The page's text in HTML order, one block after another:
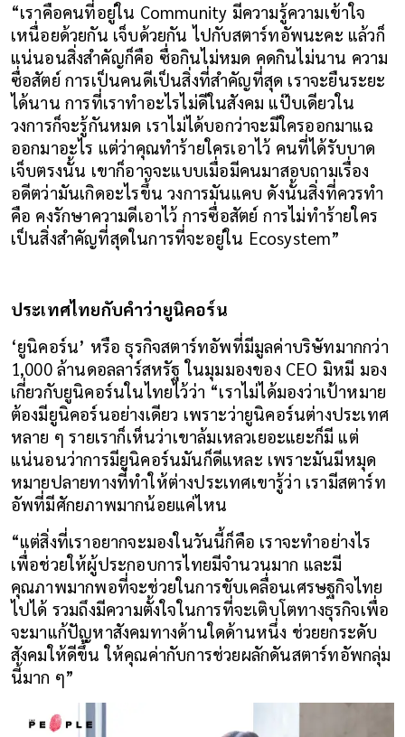
“เราคือคนที่อยู่ใน Community มีความรู้ความเข้าใจ
เหนื่อยด้วยกัน เจ็บด้วยกัน ไปกับสตาร์ทอัพนะคะ แล้วก็
แน่นอนสิ่งสำคัญก็คือ ซื่อกินไม่หมด คดกินไม่นาน ความ
ซื่อสัตย์ การเป็นคนดีเป็นสิ่งที่สำคัญที่สุด เราจะยืนระยะ
ได้นาน การที่เราทำอะไรไม่ดีในสังคม แป๊บเดียวใน
วงการก็จะรู้กันหมด เราไม่ได้บอกว่าจะมีใครออกมาแฉ
ออกมาอะไร แต่ว่าคุณทำร้ายใครเอาไว้ คนที่ได้รับบาด
เจ็บตรงนั้น เขาก็อาจจะแบบเมื่อมีคนมาสอบถามเรื่อง
อดีตว่ามันเกิดอะไรขึ้น วงการมันแคบ ดังนั้นสิ่งที่ควรทำ
คือ คงรักษาความดีเอาไว้ การซื่อสัตย์ การไม่ทำร้ายใคร
เป็นสิ่งสำคัญที่สุดในการที่จะอยู่ใน Ecosystem”
ประเทศไทยกับคำว่ายูนิคอร์น
‘ยูนิคอร์น’ หรือ ธุรกิจสตาร์ทอัพที่มีมูลค่าบริษัทมากกว่า
1,000 ล้านดอลลาร์สหรัฐ ในมุมมองของ CEO มิหมี มอง
เกี่ยวกับยูนิคอร์นในไทยไว้ว่า “เราไม่ได้มองว่าเป้าหมาย
ต้องมียูนิคอร์นอย่างเดียว เพราะว่ายูนิคอร์นต่างประเทศ
หลาย ๆ รายเราก็เห็นว่าเขาล้มเหลวเยอะแยะก็มี แต่
แน่นอนว่าการมียูนิคอร์นมันก็ดีแหละ เพราะมันมีหมุด
หมายปลายทางที่ทำให้ต่างประเทศเขารู้ว่า เรามีสตาร์ท
อัพที่มีศักยภาพมากน้อยแค่ไหน
“แต่สิ่งที่เราอยากจะมองในวันนี้ก็คือ เราจะทำอย่างไร
เพื่อช่วยให้ผู้ประกอบการไทยมีจำนวนมาก และมี
คุณภาพมากพอที่จะช่วยในการขับเคลื่อนเศรษฐกิจไทย
ไปได้ รวมถึงมีความตั้งใจในการที่จะเติบโตทางธุรกิจเพื่อ
จะมาแก้ปัญหาสังคมทางด้านใดด้านหนึ่ง ช่วยยกระดับ
สังคมให้ดีขึ้น ให้คุณค่ากับการช่วยผลักดันสตาร์ทอัพกลุ่ม
นี้มาก ๆ”